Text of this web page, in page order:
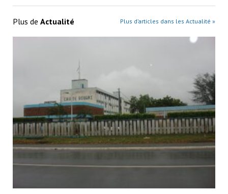
Plus de Actualité Plus d’articles dans les Actualité »